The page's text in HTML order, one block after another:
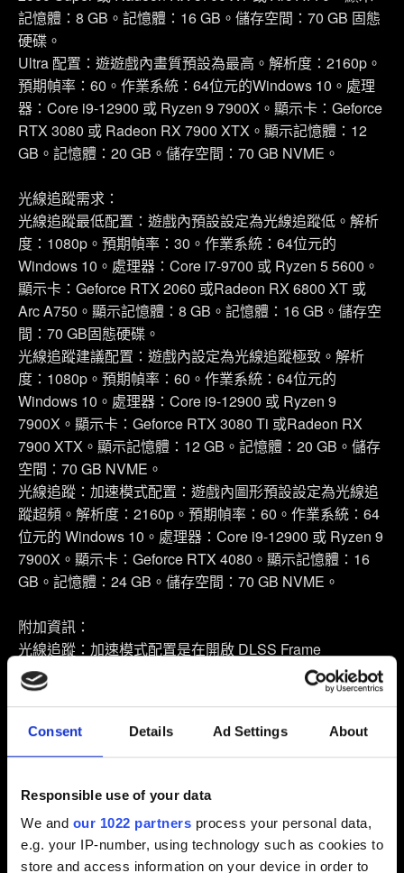
Consent Details Ad Settings About
Responsible use of your data
We and our 1022 partners process your personal data,
e.g. your IP-number, using technology such as cookies to
store and access information on your device in order to
記憶體：8 GB。記憶體：16 GB。儲存空間：70 GB 固態
硬碟。
Ultra 配置：遊遊戲內畫質預設為最高。解析度：2160p。
預期幀率：60。作業系統：64位元的Windows 10。處理
器：Core i9-12900 或 Ryzen 9 7900X。顯示卡：Geforce
RTX 3080 或 Radeon RX 7900 XTX。顯示記憶體：12
GB。記憶體：20 GB。儲存空間：70 GB NVME。
光線追蹤需求：
光線追蹤最低配置：遊戲內預設設定為光線追蹤低。解析
度：1080p。預期幀率：30。作業系統：64位元的
Windows 10。處理器：Core i7-9700 或 Ryzen 5 5600。
顯示卡：Geforce RTX 2060 或Radeon RX 6800 XT 或
Arc A750。顯示記憶體：8 GB。記憶體：16 GB。儲存空
間：70 GB固態硬碟。
光線追蹤建議配置：遊戲內設定為光線追蹤極致。解析
度：1080p。預期幀率：60。作業系統：64位元的
Windows 10。處理器：Core i9-12900 或 Ryzen 9
7900X。顯示卡：Geforce RTX 3080 Ti 或Radeon RX
7900 XTX。顯示記憶體：12 GB。記憶體：20 GB。儲存
空間：70 GB NVME。
光線追蹤：加速模式配置：遊戲內圖形預設設定為光線追
蹤超頻。解析度：2160p。預期幀率：60。作業系統：64
位元的 Windows 10。處理器：Core i9-12900 或 Ryzen 9
7900X。顯示卡：Geforce RTX 4080。顯示記憶體：16
GB。記憶體：24 GB。儲存空間：70 GB NVME。
附加資訊：
光線追蹤：加速模式配置是在開啟 DLSS Frame
Generation 的情況下測量的。
為了享受 Dolby Atmos 音效，需要使用含有 Dolby Atmos
實裝更新檔案 1.63 版本的舊版遊戲系統需求如下：